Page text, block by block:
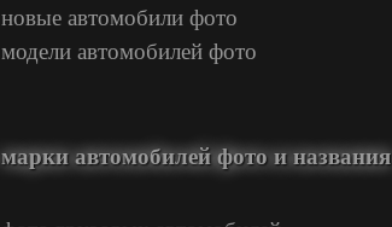
новые автомобили фото
модели автомобилей фото
марки автомобилей фото и названия